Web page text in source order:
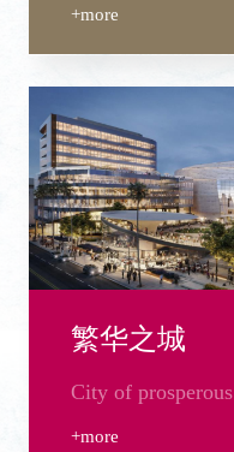
+more
繁华之城
City of prosperous
+more